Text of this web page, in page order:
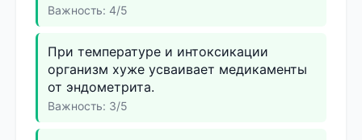
Важность: 4/5
При температуре и интоксикации
организм хуже усваивает медикаменты
от эндометрита.
Важность: 3/5